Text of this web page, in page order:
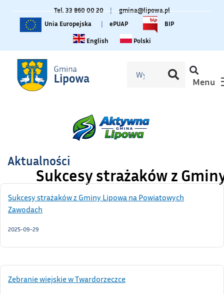
Tel. 33 860 00 20 |
gmina@lipowa.pl
Unia Europejska
| ePUAP
BIP
Change language to English
English Zmiana języka na polski
Polski
Menu
Sukcesy strażaków z
Aktualności
Sukcesy strażaków z Gminy Lipowa na Powiatowych
Zawodach
2025-09-29
Zebranie wiejskie w Twardorzeczce